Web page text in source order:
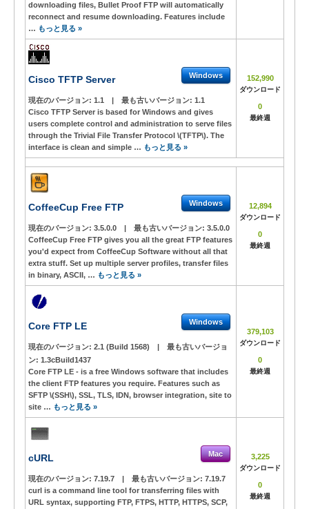
downloading files, Bullet Proof FTP will automatically
reconnect and resume downloading. Features include
… もっと見る »
Cisco TFTP Server Windows
現在のバージョン: 1.1 | 最も古いバージョン: 1.1
Cisco TFTP Server is based for Windows and gives
users complete control and administration to serve files
through the Trivial File Transfer Protocol \(TFTP\). The
interface is clean and simple … もっと見る »
152,990
ダウンロード
0
最終週
CoffeeCup Free FTP Windows
現在のバージョン: 3.5.0.0 | 最も古いバージョン: 3.5.0.0
CoffeeCup Free FTP gives you all the great FTP features
you'd expect from CoffeeCup Software without all that
extra stuff. Set up multiple server profiles, transfer files
in binary, ASCII, … もっと見る »
12,894
ダウンロード
0
最終週
Core FTP LE Windows
現在のバージョン: 2.1 (Build 1568) |
最も古いバージョ
ン: 1.3cBuild1437
Core FTP LE - is a free Windows software that includes
the client FTP features you require. Features such as
SFTP \(SSH\), SSL, TLS, IDN, browser integration, site to
site … もっと見る »
379,103
ダウンロード
0
最終週
cURL Mac
現在のバージョン: 7.19.7 | 最も古いバージョン: 7.19.7
curl is a command line tool for transferring files with
URL syntax, supporting FTP, FTPS, HTTP, HTTPS, SCP,
3,225
ダウンロード
0
最終週